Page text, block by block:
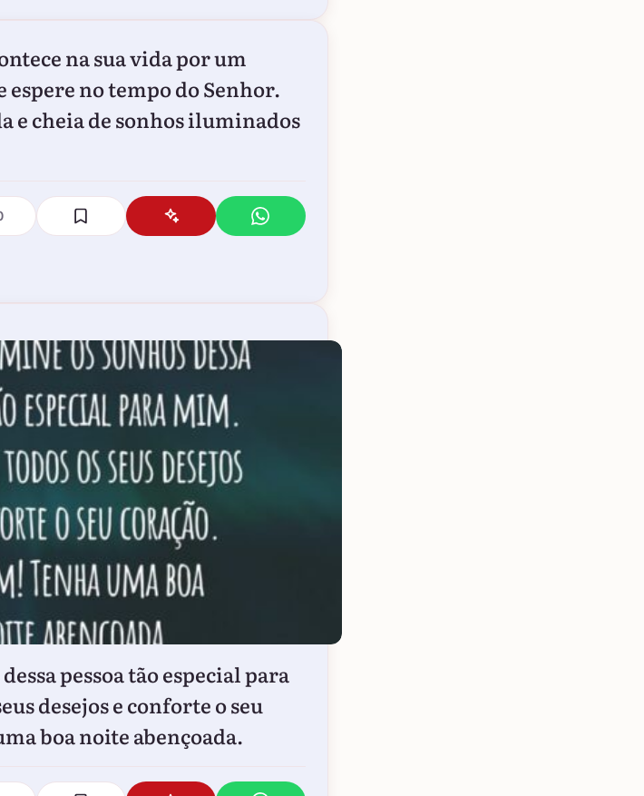
na sua vida por um
no tempo do Senhor.
e cheia de sonhos iluminados
pessoa tão especial para
desejos e conforte o seu
boa noite abençoada.